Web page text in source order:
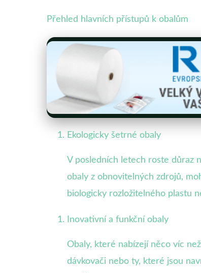
Přehled hlavních přístupů k obalům
Ekologicky šetrné obaly
V posledních letech roste důraz
obaly z obnovitelných zdrojů,
biologicky rozložitelného plastu
Inovativní a funkční obaly
Obaly, které nabízejí něco víc
dávkovači nebo ty, které jsou